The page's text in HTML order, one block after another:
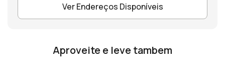
Ver Endereços Disponíveis
Aproveite e leve tambem